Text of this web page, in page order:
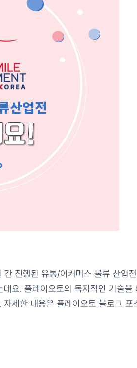
진행된 유통/이커머스 물류 산업
요. 플레이오토의 독자적인 기술을
세한 내용은 플레이오토 블로그 포